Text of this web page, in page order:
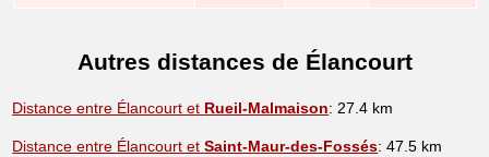
Autres distances de Élancourt
Distance entre Élancourt et Rueil-Malmaison: 27.4 km
Distance entre Élancourt etSaint-Maur-des-Fossés: 47.5 km